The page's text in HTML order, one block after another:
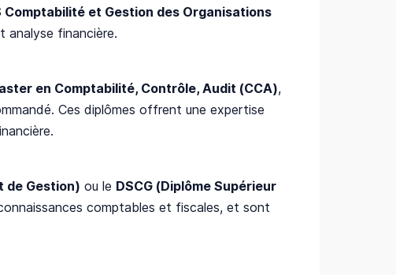
Comptabilité et Gestion des Organisations
analyse financière.
en Comptabilité, Contrôle, Audit (CCA),
Ces diplômes offrent une expertise
de Gestion) ou le DSCG (Diplôme Supérieur
comptables et fiscales, et sont